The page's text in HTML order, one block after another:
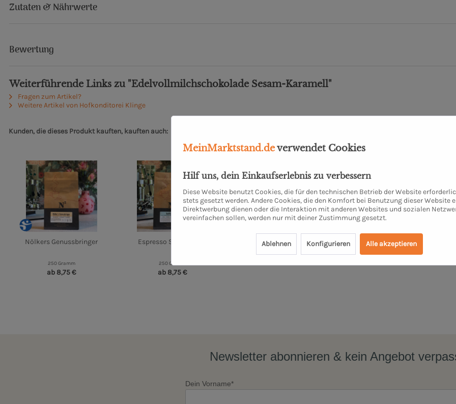
Zutaten & Nährwerte
Bewertung
Weiterführende Links zu "Edelvollmilchschokolade Sesam-Karamell"
Fragen zum Artikel?
Weitere Artikel von Hofkonditorei Klinge
Kunden, die dieses Produkt kauften, kauften auch:
Nölkers Genussbringer
250 Gramm
ab 8,75 €
Espresso Sanfte Brise
250 Gramm
ab 8,75 €
Newsletter abonnieren & kein Angebot
Dein Vorname*
MeinMarktstand.deverwendet Cookies
Hilf uns, dein Einkaufserlebnis zu verbessern
Diese Website benutzt Cookies, die für den technischen Betrieb der Website
stets gesetzt werden. Andere Cookies, die den Komfort bei Benutzung dieser Website
Direktwerbung dienen oder die Interaktion mit anderen Websites und sozialen
vereinfachen sollen, werden nur mit deiner Zustimmung gesetzt.
Ablehnen Konfigurieren Alle akzeptieren